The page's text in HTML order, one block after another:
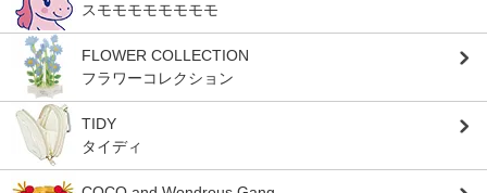
スモモモモモモモモ
FLOWER COLLECTION
フラワーコレクション
TIDY
タイディ